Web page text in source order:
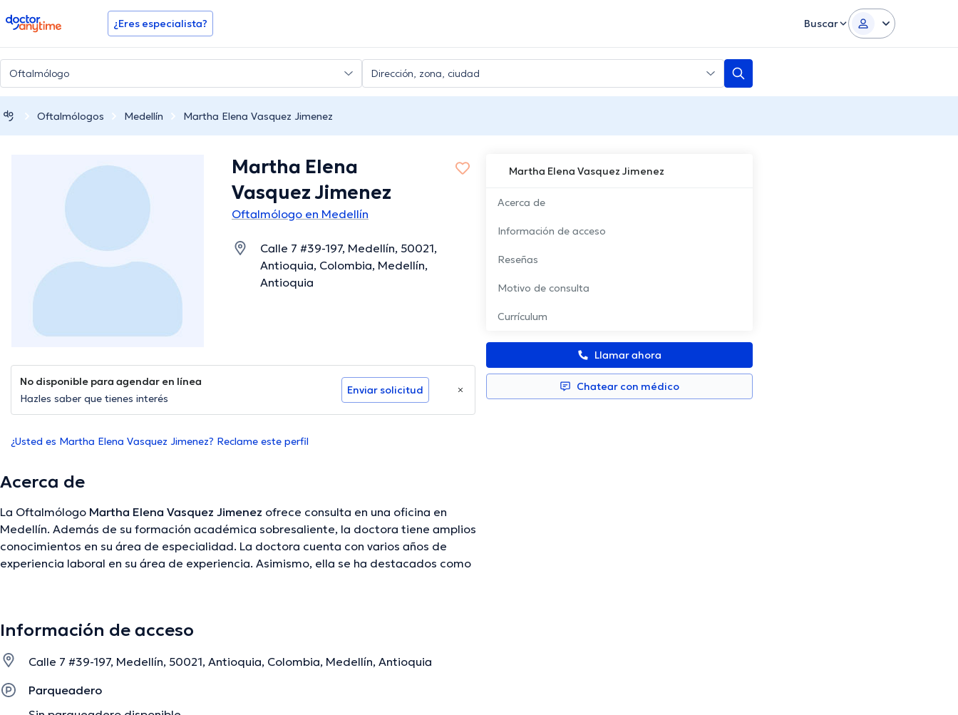
doctoranytime ¿Eres especialista? Buscar
Oftalmólogos Medellín Martha Elena Vasquez Jimenez
Martha Elena Vasquez Jimenez
Acerca de
Información de acceso
Reseñas
Motivo de consulta
Currículum
Llamar ahora
Chatear con médico
Martha Elena
Vasquez Jimenez
Oftalmólogo en Medellín
Calle 7 #39-197, Medellín, 50021,
Antioquia, Colombia, Medellín,
Antioquia
No disponible para agendar en línea
Hazles saber que tienes interés
Enviar solicitud
¿Usted es Martha Elena Vasquez Jimenez? Reclame este perfil
Acerca de
La Oftalmólogo Martha Elena Vasquez Jimenez ofrece consulta en una oficina en
Medellín. Además de su formación académica sobresaliente, la doctora tiene amplios
conocimientos en su área de especialidad. La doctora cuenta con varios años de
experiencia laboral en su área de experiencia. Asimismo, ella se ha destacados como
la especialista puede hablar en Español.
Información de acceso
Calle 7 #39-197, Medellín, 50021, Antioquia, Colombia, Medellín, Antioquia
Parqueadero